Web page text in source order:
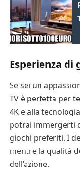
Esperienza di
Se sei un
TV è perfetta per
4K e alla
potrai immergerti
giochi preferiti. I
mentre la qualità
dell’azione.